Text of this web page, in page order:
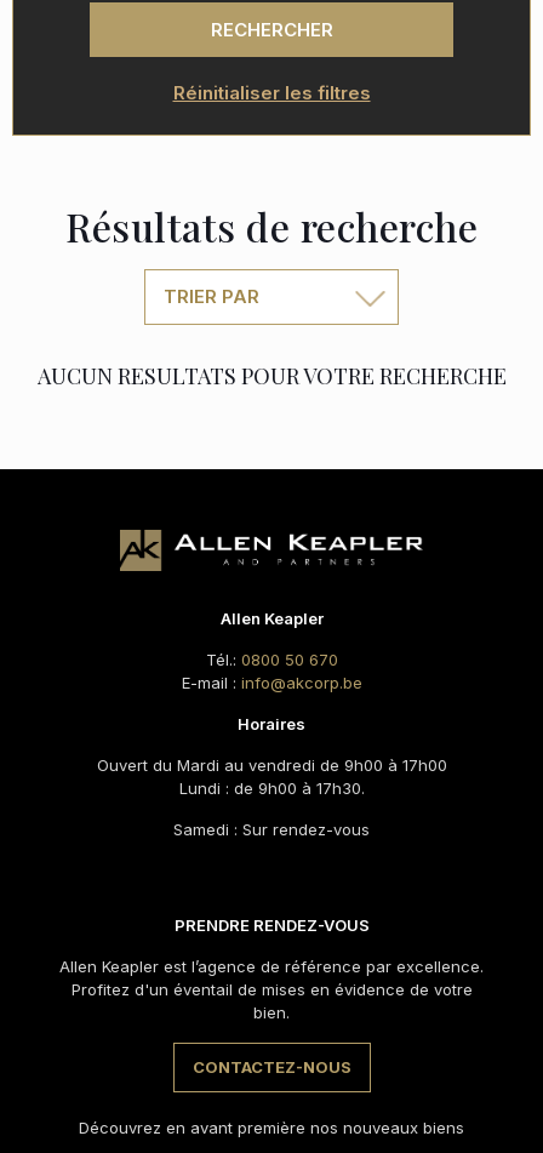
RECHERCHER
Réinitialiser les filtres
Résultats de recherche
TRIER PAR
AUCUN RESULTATS POUR VOTRE RECHERCHE
Allen Keapler
Tél.: 0800 50 670
E-mail : info@akcorp.be
Horaires
Ouvert du Mardi au vendredi de 9h00 à 17h00
Lundi : de 9h00 à 17h30.
Samedi : Sur rendez-vous
PRENDRE RENDEZ-VOUS
Allen Keapler est l’agence de référence par excellence.
Profitez d'un éventail de mises en évidence de votre
bien.
CONTACTEZ-NOUS
Découvrez en avant première nos nouveaux biens